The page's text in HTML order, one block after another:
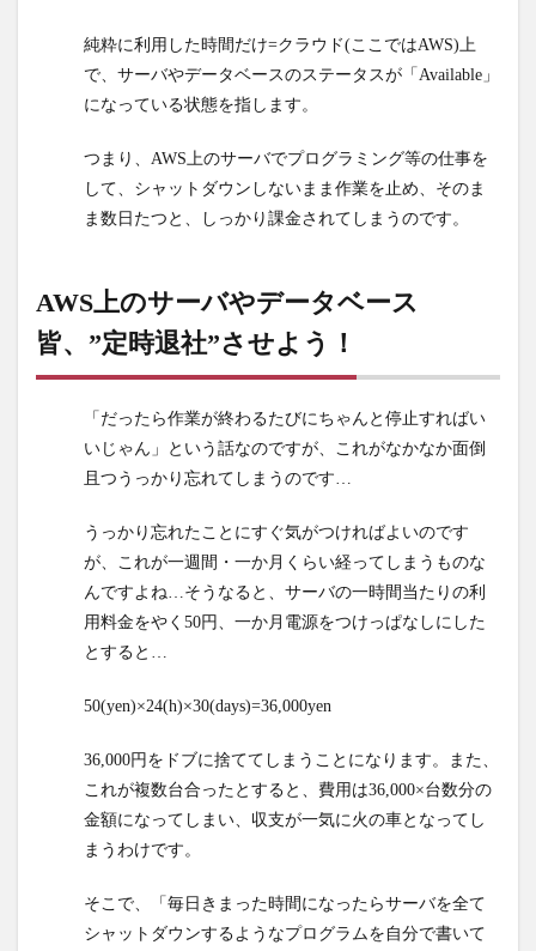
使用
して
いな
も、
が入
って
いた
金さ
れて
う。
のサー
バやデ
ータベ
ース
皆、”定
よう！
サービス
「Lambda」
を利用して
定時退社実
3.1
まずは
純粋に利用した時間だけ=クラウド(ここではAWS)上
で、サーバやデータベースのステータスが「Available」
になっている状態を指します。
つまり、AWS上のサーバでプログラミング等の仕事を
して、シャットダウンしないまま作業を止め、そのま
ま数日たつと、しっかり課金されてしまうのです。
AWS上のサーバやデータベース
皆、”定時退社”させよう！
「だったら作業が終わるたびにちゃんと停止すればい
いじゃん」という話なのですが、これがなかなか面倒
且つうっかり忘れてしまうのです…
うっかり忘れたことにすぐ気がつければよいのです
が、これが一週間・一か月くらい経ってしまうものな
んですよね…そうなると、サーバの一時間当たりの利
用料金をやく50円、一か月電源をつけっぱなしにした
とすると…
50(yen)×24(h)×30(days)=36,000yen
36,000円をドブに捨ててしまうことになります。また、
これが複数台合ったとすると、費用は36,000×台数分の
金額になってしまい、収支が一気に火の車となってし
まうわけです。
そこで、「毎日きまった時間になったらサーバを全て
シャットダウンするようなプログラムを自分で書いて